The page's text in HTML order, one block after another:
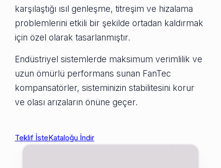
karşılaştığı ısıl genleşme, titreşim ve hizalama
problemlerini etkili bir şekilde ortadan kaldırmak
için özel olarak tasarlanmıştır.
Endüstriyel sistemlerde maksimum verimlilik ve
uzun ömürlü performans sunan FanTec
kompansatörler, sisteminizin stabilitesini korur
ve olası arızaların önüne geçer.
Teklif İsteKataloğu İndir